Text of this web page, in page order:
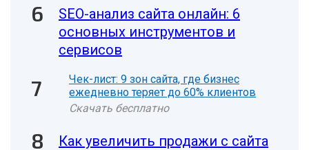
SEO-анализ сайта онлайн: 6
основных инструментов и
сервисов
Чек-лист: 9 зон сайта, где бизнес
ежедневно теряет до 60% клиентов
Скачать бесплатно
Как увеличить продажи с сайта